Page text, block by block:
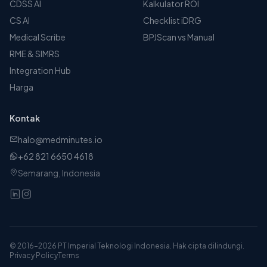
CDSS AI
CS AI
Medical Scribe
RME & SIMRS
Integration Hub
Harga
Kalkulator ROI
Checklist iDRG
BPJScan vs Manual
Kontak
halo@medminutes.io
+62 821 6650 4618
Semarang, Indonesia
© 2016–2026 PT Imperial Teknologi Indonesia. Hak cipta dilindungi.
Privacy PolicyTerms